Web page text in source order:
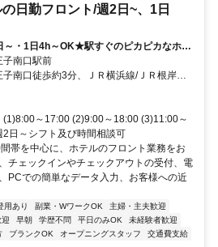
日勤フロント/週2日~、1日
～・1日4h～OK★駅すぐのピカピカなホテ
南口駅前
南口徒歩約3分、ＪＲ横浜線/ＪＲ根岸線
中央本線 八王子南口徒歩約3分 JR八王子
(1)8:00～17:00 (2)9:00～18:00 (3)11:00～
日～シフト及び時間相談可
帯を中心に、ホテルのフロント業務をお
チェックインやチェックアウトの受付、電
PCでの簡単なデータ入力、お客様への近
用あり 副業・WワークOK
主婦・主夫歓迎
早朝 学歴不問 平日のみOK
未経験者歓迎
ブランクOK オープニングスタッフ
交通費支給